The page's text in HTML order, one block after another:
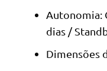
Autonomia:
dias /
Dimensões